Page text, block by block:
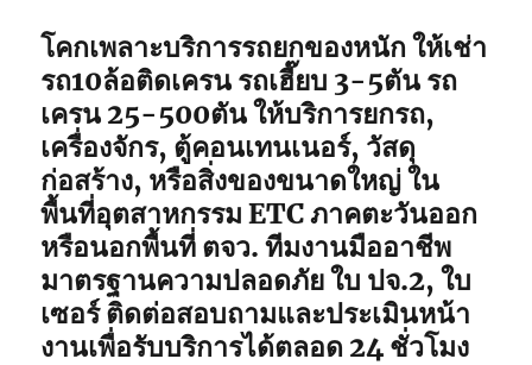
โคกเพลาะบริการรถยกของหนัก ให้เช่า
รถ10ล้อติดเครน รถเฮี๊ยบ 3-5ตัน รถ
เครน 25-500ตัน ให้บริการยกรถ,
เครื่องจักร, ตู้คอนเทนเนอร์, วัสดุ
ก่อสร้าง, หรือสิ่งของขนาดใหญ่ ใน
พื้นที่อุตสาหกรรม ETC ภาคตะวันออก
หรือนอกพื้นที่ ตจว. ทีมงานมืออาชีพ
มาตรฐานความปลอดภัย ใบ ปจ.2, ใบ
เซอร์ ติดต่อสอบถามและประเมินหน้า
งานเพื่อรับบริการได้ตลอด 24 ชั่วโมง